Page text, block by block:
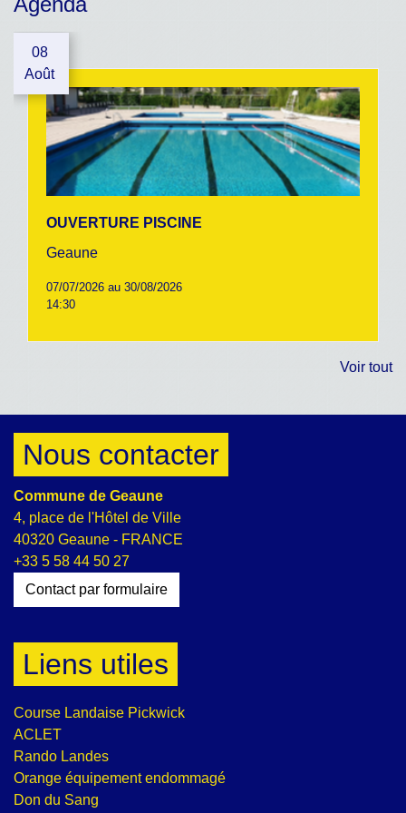
08
Août
OUVERTURE PISCINE
Geaune
07/07/2026 au 30/08/2026
14:30
Voir tout
Nous contacter
Commune de Geaune
4, place de l'Hôtel de Ville
40320 Geaune - FRANCE
+33 5 58 44 50 27
Contact par formulaire
Liens utiles
Course Landaise Pickwick
ACLET
Rando Landes
Orange équipement endommagé
Don du Sang